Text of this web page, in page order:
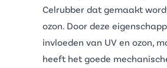
Celrubber dat gemaakt
ozon. Door deze
invloeden van UV en ozon,
heeft het goede